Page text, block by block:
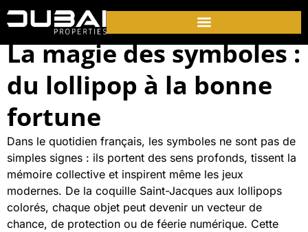
La magie des symboles :
du lollipop à la bonne
fortune
Dans le quotidien français, les symboles ne sont pas de
simples signes : ils portent des sens profonds, tissent la
mémoire collective et inspirent même les jeux
modernes. De la coquille Saint-Jacques aux lollipops
colorés, chaque objet peut devenir un vecteur de
chance, de protection ou de féerie numérique. Cette